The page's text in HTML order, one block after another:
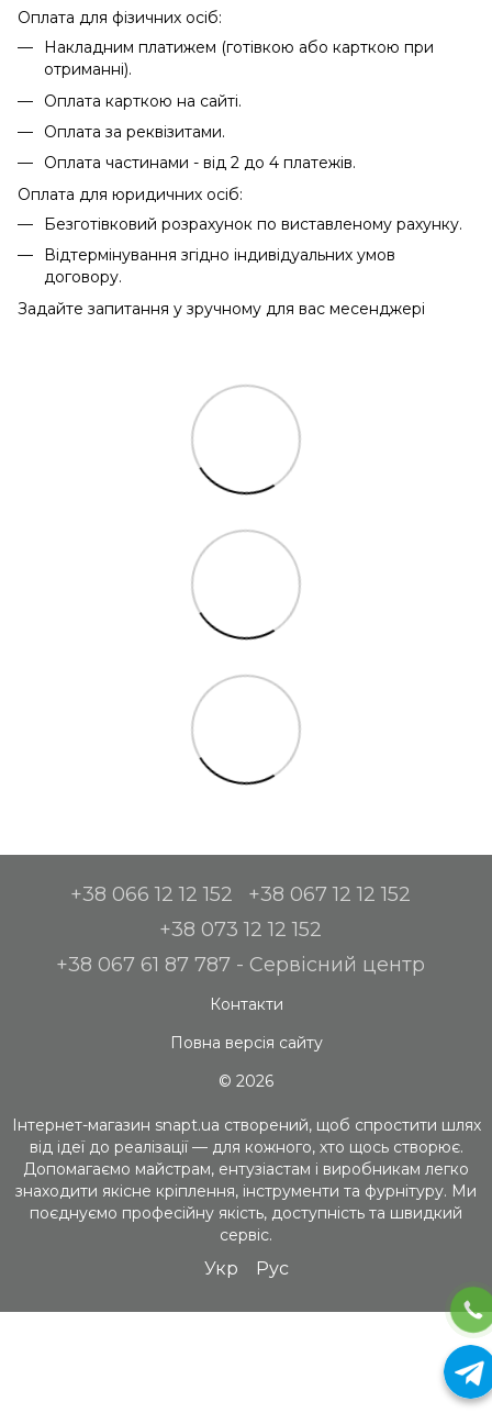
Оплата для фізичних осіб:
Накладним платижем (готівкою або карткою при
отриманні).
Оплата карткою на сайті.
Оплата за реквізитами.
Оплата частинами - від 2 до 4 платежів.
Оплата для юридичних осіб:
Безготівковий розрахунок по виставленому рахунку.
Відтермінування згідно індивідуальних умов
договору.
Задайте запитання у зручному для вас месенджері
+38 066 12 12 152
+38 067 12 12 152
+38 073 12 12 152
+38 067 61 87 787 - Сервісний центр
Контакти
Повна версія сайту
© 2026
Інтернет-магазин snapt.ua створений, щоб спростити шлях
від ідеї до реалізації — для кожного, хто щось створює.
Допомагаємо майстрам, ентузіастам і виробникам легко
знаходити якісне кріплення, інструменти та фурнітуру. Ми
поєднуємо професійну якість, доступність та швидкий
сервіс.
Укр Рус